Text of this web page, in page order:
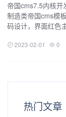
帝国cms7.5内核
制造类帝国cms模
码设计，界面红色
2023-02-01 0
热门文章